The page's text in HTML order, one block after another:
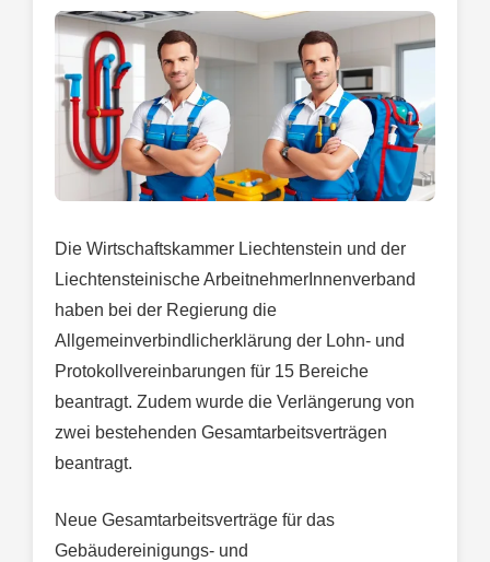
Die Wirtschaftskammer Liechtenstein und der
Liechtensteinische ArbeitnehmerInnenverband
haben bei der Regierung die
Allgemeinverbindlicherklärung der Lohn- und
Protokollvereinbarungen für 15 Bereiche
beantragt. Zudem wurde die Verlängerung von
zwei bestehenden Gesamtarbeitsverträgen
beantragt.
Neue Gesamtarbeitsverträge für das
Gebäudereinigungs- und